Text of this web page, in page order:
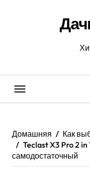
Домашняя
Как
Teclast X3 Pro 2
самодостаточный